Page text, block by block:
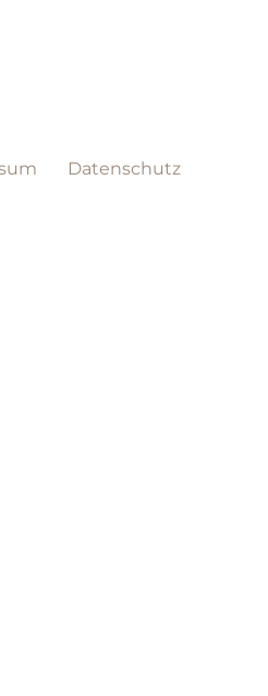
Datenschutz